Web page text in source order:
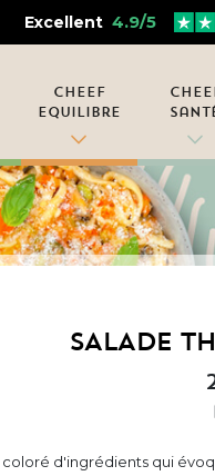
Excellent 4.9/5
Cheef
Equilibre
SALADE
d'ingrédients qui